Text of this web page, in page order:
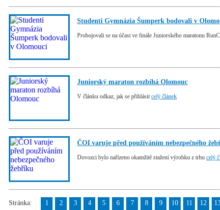
Studenti Gymnázia Šumperk bodovali v
Probojovali se na účast ve finále Juniorského maratonu
Juniorský maraton rozbíhá Olomouc
V článku odkaz, jak se přihlásit celý článek
ČOI varuje před používáním nebezpečného
Dovozci bylo nařízeno okamžitě stažení výrobku z trhu celý
Stránka: 1 2 3 4 5 6 7 8 9 10 11 12